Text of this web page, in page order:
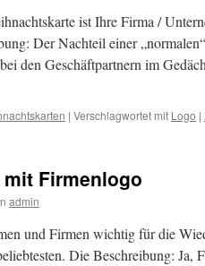
ist Ihre Firma /
Der Nachteil einer
den Geschäftpartnern im
| Verschlagwortet mit Logo |
Firmenlogo
admin
und Firmen wichtig für die
Die Beschreibung: Ja,